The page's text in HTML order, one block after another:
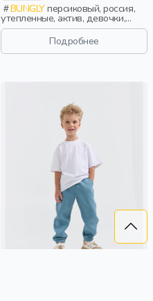
BUNGLYперсиковый, россия,
утепленные, актив, девочки,
малыши, дошкольники, дети
Подробнее